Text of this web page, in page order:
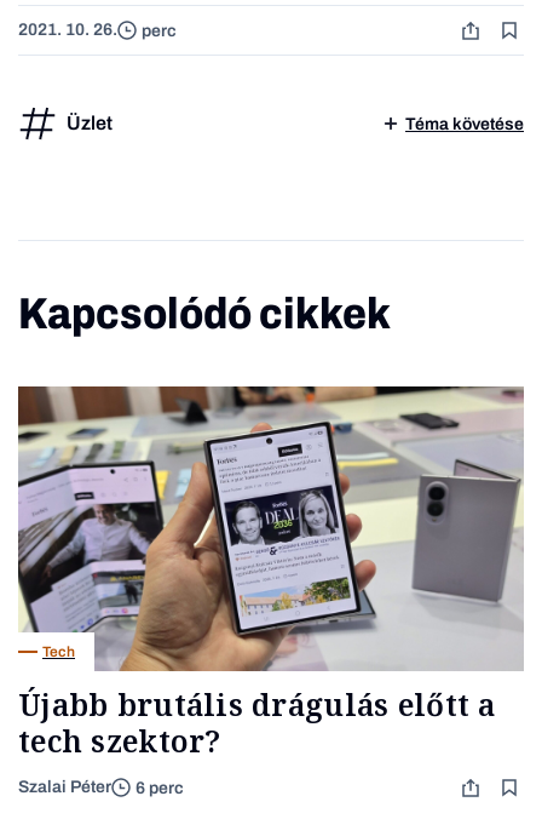
2021. 10. 26. perc
Üzlet Téma követése
Kapcsolódó cikkek
Tech
Újabb brutális drágulás előtt a
tech szektor?
Szalai Péter 6 perc